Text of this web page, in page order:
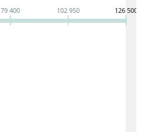
79 400 102 950 126 500